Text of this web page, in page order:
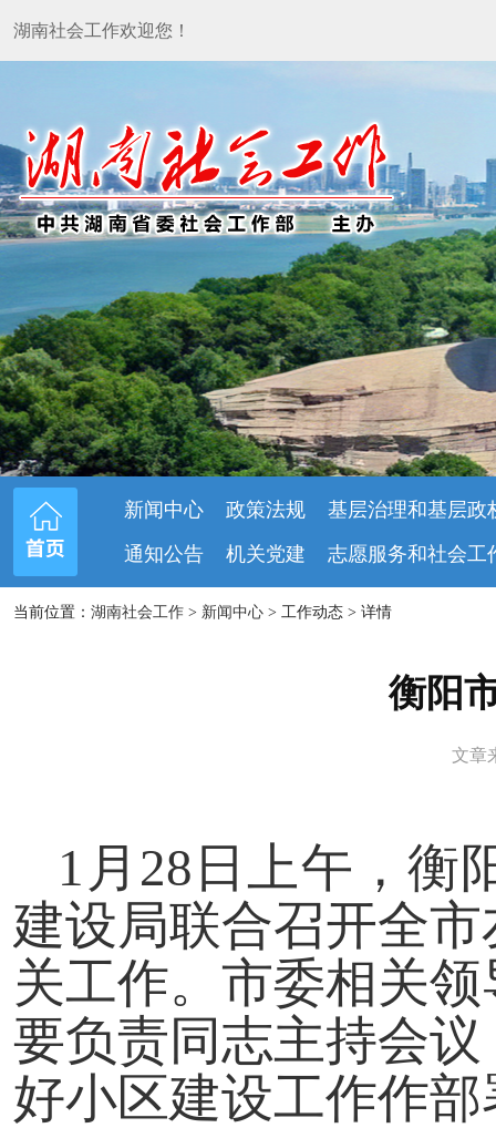
湖南社会工作欢迎您！
新闻中心 政策法规
基层治理和基层政
通知公告
机关党建 志愿服务和社会工
当前位置：湖南社会工作 > 新闻中心 > 工作动态 > 详情
衡阳
文章
1月28日上午，衡
建设局联合召开全
关工作。市委相关
要负责同志主持会
好小区建设工作作部